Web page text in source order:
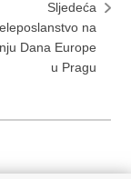
Sljedeća
na
Dana Europe
u Pragu